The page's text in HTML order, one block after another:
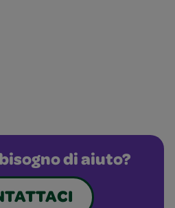
di aiuto?